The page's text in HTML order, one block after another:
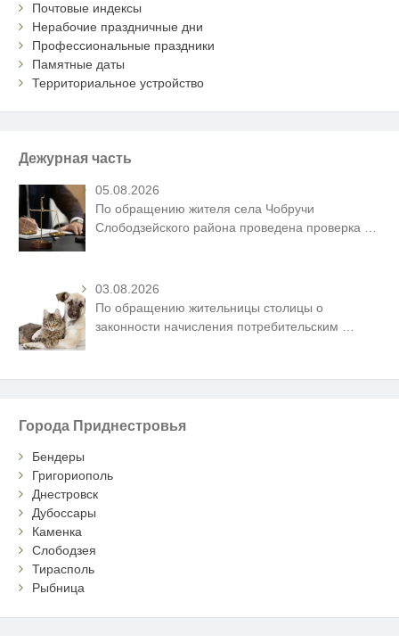
Почтовые индексы
Нерабочие праздничные дни
Профессиональные праздники
Памятные даты
Территориальное устройство
Дежурная часть
05.08.2026
По обращению жителя села Чобручи
Слободзейского района проведена проверка
03.08.2026
По обращению жительницы столицы о
законности начисления потребительским
Города Приднестровья
Бендеры
Григориополь
Днестровск
Дубоссары
Каменка
Слободзея
Тирасполь
Рыбница